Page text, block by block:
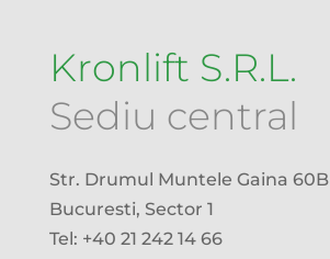
Kronlift S.R.L.
Sediu central
Str. Drumul Muntele Gaina 60B
Bucuresti, Sector 1
Tel: +40 21 242 14 66